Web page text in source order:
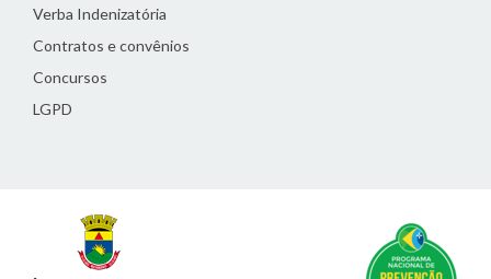
Verba Indenizatória
Contratos e convênios
Concursos
LGPD